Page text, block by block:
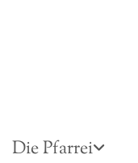
Die Pfarrei